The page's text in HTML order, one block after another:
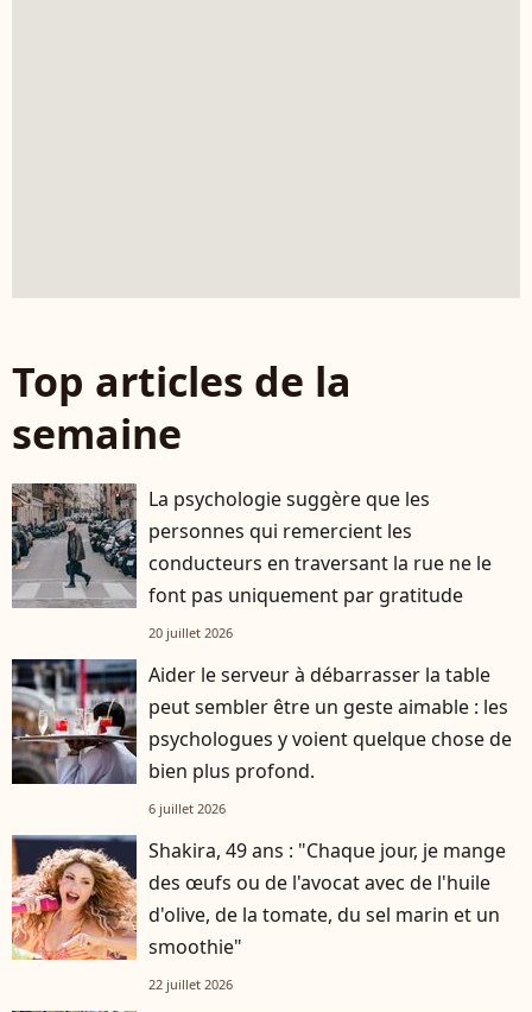
Top articles de la
semaine
La psychologie suggère que les
personnes qui remercient les
conducteurs en traversant la rue ne le
font pas uniquement par gratitude
20 juillet 2026
Aider le serveur à débarrasser la table
peut sembler être un geste aimable : les
psychologues y voient quelque chose de
bien plus profond.
6 juillet 2026
Shakira, 49 ans : "Chaque jour, je mange
des œufs ou de l'avocat avec de l'huile
d'olive, de la tomate, du sel marin et un
smoothie"
22 juillet 2026